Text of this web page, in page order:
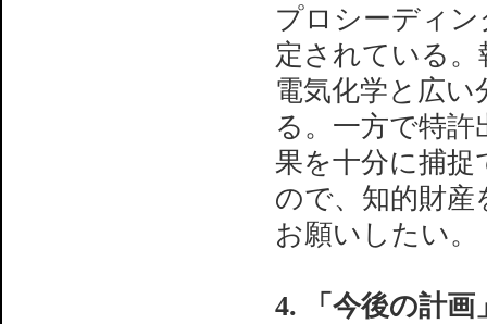
プロシーディ
定されている
電気化学と広
る。一方で特許
果を十分に捕
ので、知的財産
お願いしたい。
4. 「今後の計